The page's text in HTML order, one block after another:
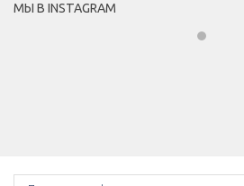
МЫ В INSTAGRAM